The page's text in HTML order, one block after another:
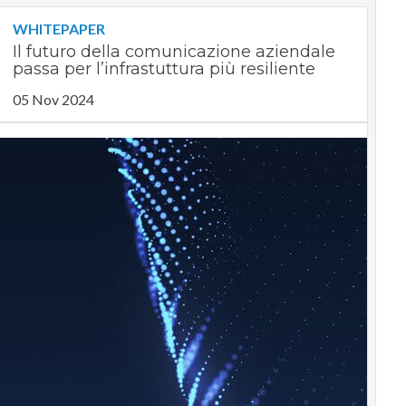
WHITEPAPER
Il futuro della comunicazione aziendale
passa per l’infrastuttura più resiliente
05 Nov 2024